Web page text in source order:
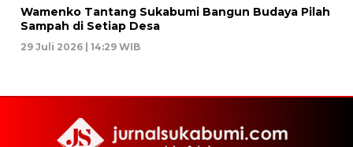
Wamenko Tantang Sukabumi Bangun Budaya Pilah
Sampah di Setiap Desa
29 Juli 2026 | 14:29 WIB